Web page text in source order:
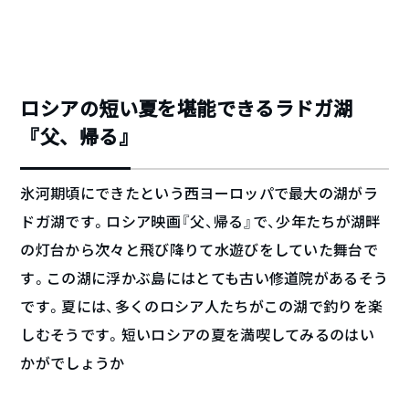
ロシアの短い夏を堪能できるラドガ湖
『父、帰る』
氷河期頃にできたという西ヨーロッパで最大の湖がラ
ドガ湖です。ロシア映画『父、帰る』で、少年たちが湖畔
の灯台から次々と飛び降りて水遊びをしていた舞台で
す。この湖に浮かぶ島にはとても古い修道院があるそう
です。夏には、多くのロシア人たちがこの湖で釣りを楽
しむそうです。短いロシアの夏を満喫してみるのはい
かがでしょうか